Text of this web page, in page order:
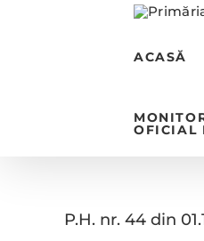
ACASĂ
OFICIAL
P.H. nr. 44 din